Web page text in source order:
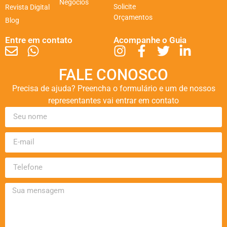
Revista Digital
Blog
Negócios
Solicite
Orçamentos
Entre em contato Acompanhe o Guia
FALE CONOSCO
Precisa de ajuda? Preencha o formulário e um de nossos
representantes vai entrar em contato